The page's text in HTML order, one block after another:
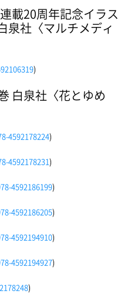
載20周年記念イラス
泉社〈マルチメディ
)
白泉社〈花とゆめ
4592178224)
4592178231)
4592186199)
4592186205)
4592194910)
4592194927)
)